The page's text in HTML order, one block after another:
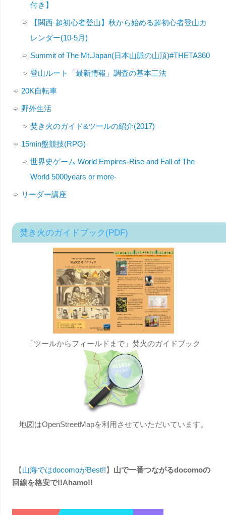
付き】
【関西-超初心者登山】秋から始める超初心者登山カ
レンダー(10-5月)
Summit of The Mt.Japan(日本山脈の山頂)#THETA360
登山ルート「最新情報」調査の基本三法
20K自転車
野外生活
焚き火のガイド&ツールの紹介(2017)
15min盤競技(RPG)
世界史ゲーム World Empires-Rise and Fall of The
World 5000years or more-
リーダー講座
焚き火のガイドブック(PDF)
「ツールからフィールドまで」焚火のガイドブック
地図はOpenStreetMapを利用させていただいています。
【山海ではdocomoがBest!!】 山で一番つながるdocomoの
回線を格安で!!Ahamo!!